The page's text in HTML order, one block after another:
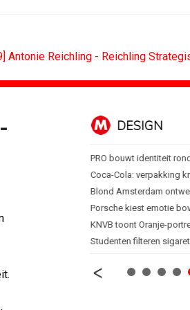
Antonie Reichling - Reichling
met...
DESIGN
PRO bouwt identiteit
Coca-Cola: verpakking
Blond Amsterdam
Porsche kiest emotie
KNVB toont Oranje-
Studenten filteren